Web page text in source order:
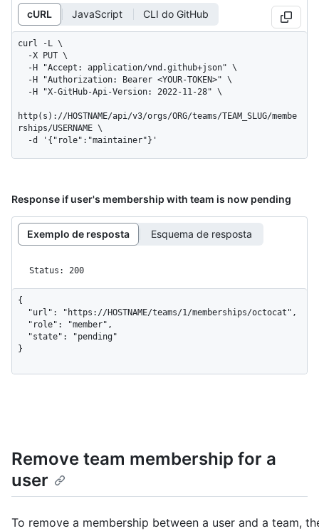
cURL JavaScript CLI do GitHub
curl -L \
http(s)://HOSTNAME/api/v3/orgs/ORG/teams/TEAM_SLUG/membe
rships/USERNAME \
  -d '{"role":"maintainer"}'
Response if user's membership with team is now pending
Exemplo de resposta Esquema de resposta
Status: 200
{
}
Remove team membership for a
user
To remove a membership between a user and a team,